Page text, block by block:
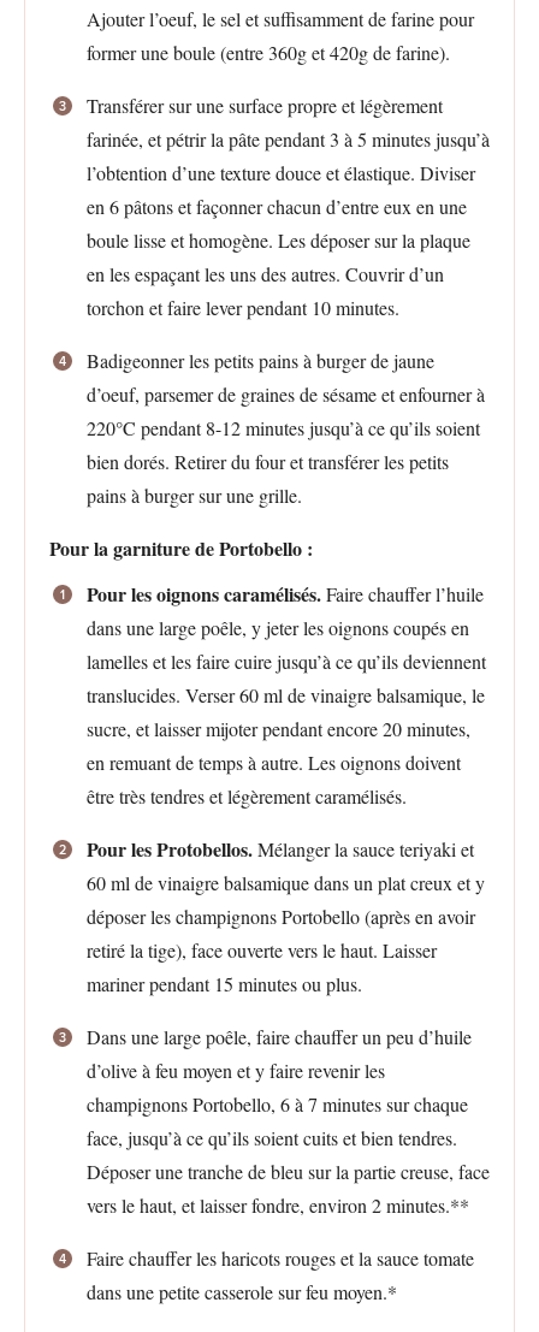
Ajouter l’oeuf, le sel et suffisamment de farine pour
former une boule (entre 360g et 420g de farine).
Transférer sur une surface propre et légèrement
farinée, et pétrir la pâte pendant 3 à 5 minutes jusqu’à
l’obtention d’une texture douce et élastique. Diviser
en 6 pâtons et façonner chacun d’entre eux en une
boule lisse et homogène. Les déposer sur la plaque
en les espaçant les uns des autres. Couvrir d’un
torchon et faire lever pendant 10 minutes.
Badigeonner les petits pains à burger de jaune
d’oeuf, parsemer de graines de sésame et enfourner à
220°C pendant 8-12 minutes jusqu’à ce qu’ils soient
bien dorés. Retirer du four et transférer les petits
pains à burger sur une grille.
Pour la garniture de Portobello :
Pour les oignons caramélisés.Faire chauffer l’huile
dans une large poêle, y jeter les oignons coupés en
lamelles et les faire cuire jusqu’à ce qu’ils deviennent
translucides. Verser 60 ml de vinaigre balsamique, le
sucre, et laisser mijoter pendant encore 20 minutes,
en remuant de temps à autre. Les oignons doivent
être très tendres et légèrement caramélisés.
Pour les Protobellos.Mélanger la sauce teriyaki et
60 ml de vinaigre balsamique dans un plat creux et y
déposer les champignons Portobello (après en avoir
retiré la tige), face ouverte vers le haut. Laisser
mariner pendant 15 minutes ou plus.
Dans une large poêle, faire chauffer un peu d’huile
d’olive à feu moyen et y faire revenir les
champignons Portobello, 6 à 7 minutes sur chaque
face, jusqu’à ce qu’ils soient cuits et bien tendres.
Déposer une tranche de bleu sur la partie creuse, face
vers le haut, et laisser fondre, environ 2 minutes.**
Faire chauffer les haricots rouges et la sauce tomate
dans une petite casserole sur feu moyen.*